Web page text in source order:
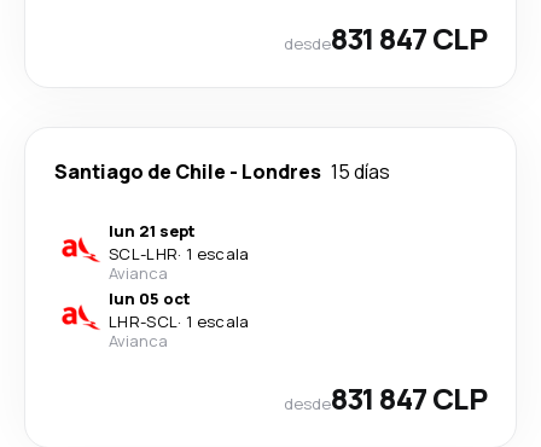
desde831 847 CLP
Santiago de Chile - Londres 15 días
lun 21 sept
SCL-LHR· 1 escala
Avianca
lun 05 oct
LHR-SCL· 1 escala
Avianca
desde831 847 CLP